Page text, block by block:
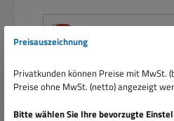
Preisauszeichnung
Privatkunden können Preise mit MwSt.
Preise ohne MwSt. (netto) angezeigt
Bitte wählen Sie Ihre bevorzugte